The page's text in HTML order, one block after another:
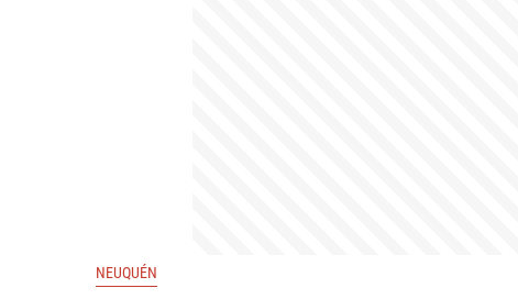
NEUQUÉN